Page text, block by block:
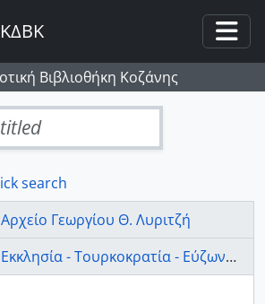
ΚΔΒΚ
Βιβλιοθήκη Κοζάνης
search
Αρχείο Γεωργίου Θ. Λυριτζή
- Τουρκοκρατία - Εύζωνοι- Σημαία ως εθνικό σύμβολο